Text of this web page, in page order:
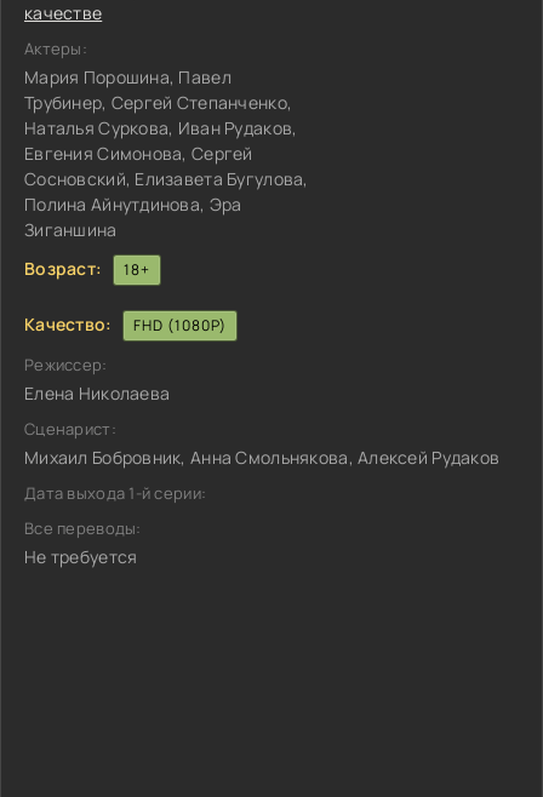
качестве
Актеры:
Мария Порошина, Павел
Трубинер, Сергей Степанченко,
Наталья Суркова, Иван Рудаков,
Евгения Симонова, Сергей
Сосновский, Елизавета Бугулова,
Полина Айнутдинова, Эра
Зиганшина
Возраст:
18+
Качество: FHD (1080P)
Режиссер:
Елена Николаева
Сценарист:
Михаил Бобровник, Анна Смольнякова, Алексей Рудаков
Дата выхода 1-й серии:
Все переводы:
Не требуется